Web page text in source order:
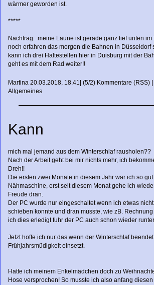
wärmer geworden ist.
*****
Nachtrag: meine Laune ist gerade ganz tief unten im
noch erfahren das morgen die Bahnen in Düsseldorf
kann ich drei Haltestellen hier in Duisburg mit der
geht es mit dem Rad weiter!!
Martina 20.03.2018, 18.41 (5/2) Kommentare (RSS) |
Allgemeines
Kann
mich mal jemand aus dem Winterschlaf rausholen??
Nach der Arbeit geht bei mir nichts mehr, ich
Dreh!!
Die ersten zwei Monate in diesem Jahr war ich so
Nähmaschine, erst seit diesem Monat gehe ich
Freude dran.
Der PC wurde nur eingeschaltet wenn ich etwas
schieben konnte und dran musste, wie zB.
ich dies erledigt fuhr der PC auch schon wieder
Jetzt hoffe ich nur das wenn der Winterschlaf
Frühjahrsmüdigkeit einsetzt.
Hatte ich meinem Enkelmädchen doch zu
Hose versprochen! So musste ich also anfang